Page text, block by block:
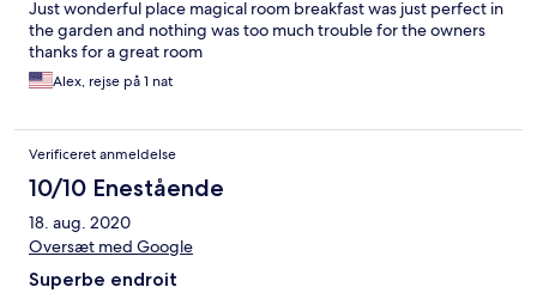
Just wonderful place magical room breakfast was just perfect in
the garden and nothing was too much trouble for the owners
thanks for a great room
Alex, rejse på 1 nat
Verificeret anmeldelse
10/10 Enestående
18. aug. 2020
Oversæt med Google
Superbe endroit